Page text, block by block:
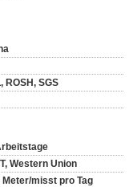
ROSH, SGS
T, Western Union
Meter/misst pro Tag